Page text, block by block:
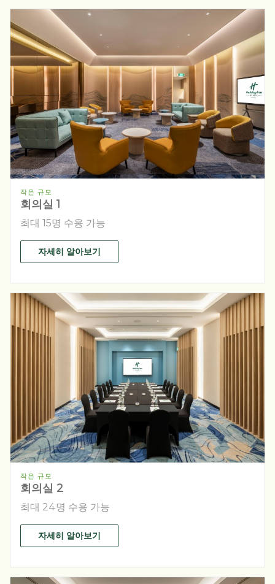
작은 규모
회의실 1
최대 15명 수용 가능
자세히 알아보기
작은 규모
회의실 2
최대 24명 수용 가능
자세히 알아보기